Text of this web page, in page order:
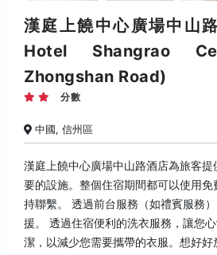
漢庭上饒中心廣場中山
Hotel Shangrao
Zhongshan Road)
分數
中國, 信州區
漢庭上饒中心廣場中山路酒店為旅客
要的設施。整個住宿期間都可以使用
持聯繫。 透過前台服務（如禮賓服務
援。 透過住宿便利的洗衣服務，讓您
潔，以減少您需要攜帶的衣服。想好